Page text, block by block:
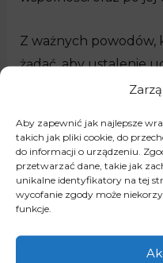
Aby zapewnić jak najlepsze
takich jak pliki cookie, do
do informacji o urządzeniu.
przetwarzać dane, takie jak
unikalne identyfikatory na tej
wycofanie zgody może
funkcje.
Z ważnych powodów,
żądać, aby ustalenie
wspólnym nastąpiło
tego majątku. Takie
przed sądem I
tym etapie późniejsze
okaże się
tak to trzeba to zrobić